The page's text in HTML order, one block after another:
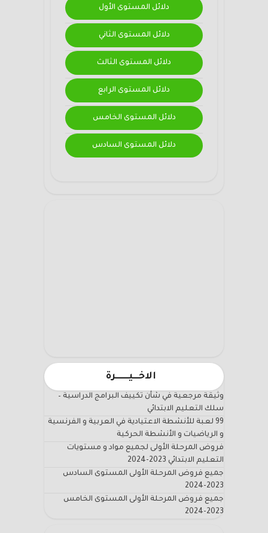
دلائل المستوى الأول
دلائل المستوى الثاني
دلائل المستوى الثالث
دلائل المستوى الرابع
دلائل المستوى الخامس
دلائل المستوى السادس
الاخـــيـــــــرة
وثيقة مرجعية في شأن تكييف البرامج الدراسية –
سلك التعليم الابتدائي
99 لعبة للأنشطة الاعتيادية في العربية و الفرنسية
و الرياضيات و الأنشطة الحركية
فروض المرحلة الأولى لجميع مواد و مستويات
التعليم الابتدائي 2023-2024
جميع فروض المرحلة الأولى المستوى السادس
2023-2024
جميع فروض المرحلة الأولى المستوى الخامس
2023-2024